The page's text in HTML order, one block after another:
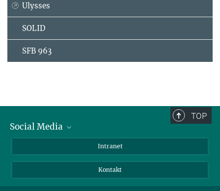
Ulysses
SOLID
SFB 963
TOP
Social Media
Facebook
Instagram
Intranet
Kontakt